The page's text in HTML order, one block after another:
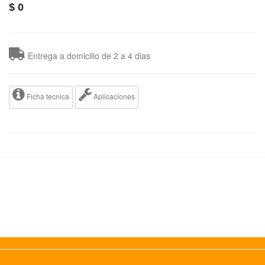
$ 0
Entrega a domicilio de 2 a 4 dias
Ficha tecnica Aplicaciones